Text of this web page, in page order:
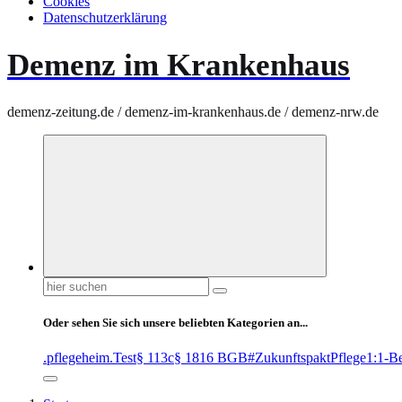
Datenschutzerklärung
Demenz im Krankenhaus
demenz-zeitung.de / demenz-im-krankenhaus.de / demenz-nrw.de
Suchen
nach:
Oder sehen Sie sich unsere beliebten Kategorien an...
.pflegeheim.Test§ 113c§ 1816 BGB#ZukunftspaktPflege1:1-